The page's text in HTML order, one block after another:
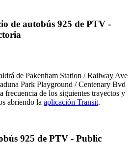
de autobús 925 de PTV -
de Pakenham Station / Railway Ave
Park Playground / Centenary Bvd
frecuencia de los siguientes trayectos y
abriendo la aplicación Transit.
925 de PTV - Public